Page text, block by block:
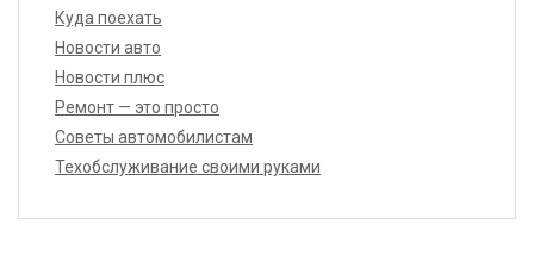
Куда поехать
Новости авто
Новости плюс
Ремонт — это просто
Советы автомобилистам
Техобслуживание своими руками